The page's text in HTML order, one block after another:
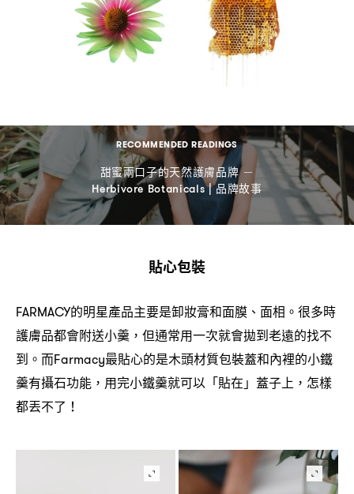
RECOMMENDED READINGS
甜蜜兩口子的天然護膚品牌－
Herbivore Botanicals |品牌故事
貼心包裝
FARMACY的明星產品主要是卸妝膏和面膜、面相。很多時
護膚品都會附送小羹 ， 但通常用一次就會拋到老遠的找不
到。而Farmacy最貼心的是木頭材質包裝蓋和內裡的小鐵
羹有攝石功能 ， 用完小鐵羹就可以「貼在」蓋子上 ， 怎樣
都丟不了 ！